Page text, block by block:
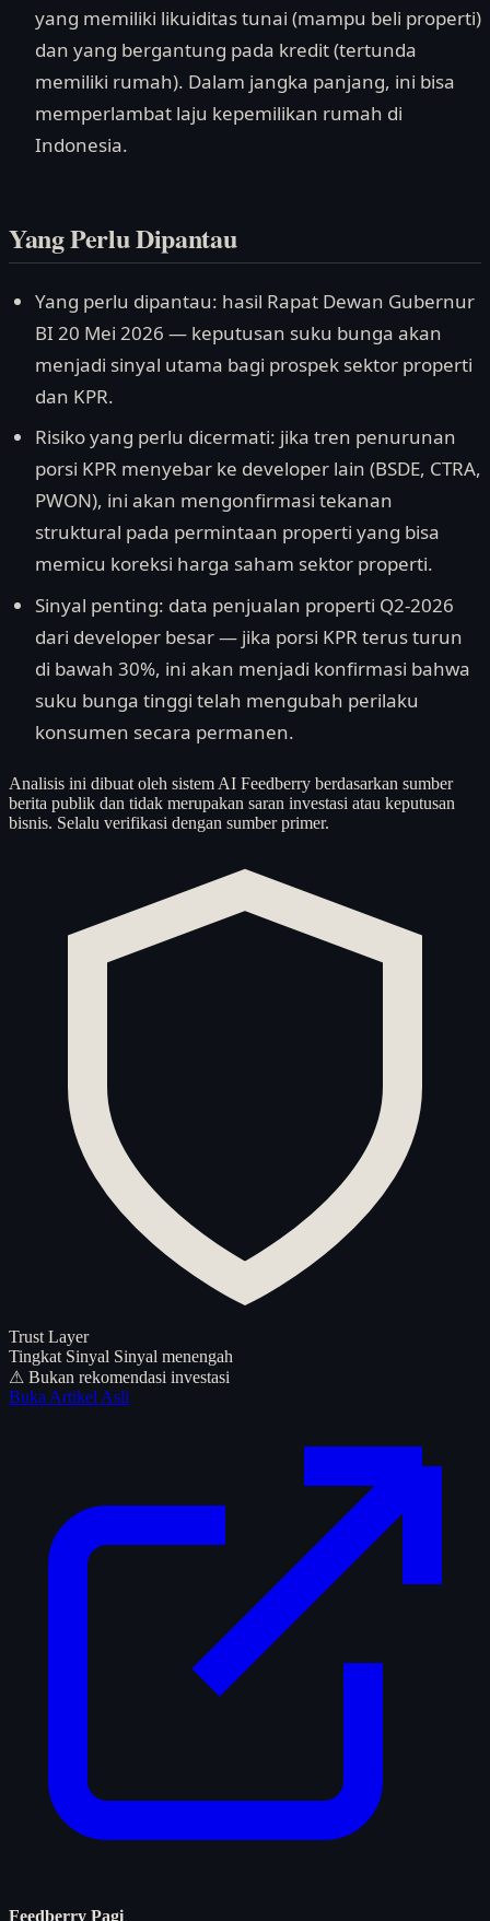
yang memiliki likuiditas tunai (mampu beli properti)
dan yang bergantung pada kredit (tertunda
memiliki rumah). Dalam jangka panjang, ini bisa
memperlambat laju kepemilikan rumah di
Indonesia.
Yang Perlu Dipantau
Yang perlu dipantau: hasil Rapat Dewan Gubernur
BI 20 Mei 2026 — keputusan suku bunga akan
menjadi sinyal utama bagi prospek sektor properti
dan KPR.
Risiko yang perlu dicermati: jika tren penurunan
porsi KPR menyebar ke developer lain (BSDE, CTRA,
PWON), ini akan mengonfirmasi tekanan
struktural pada permintaan properti yang bisa
memicu koreksi harga saham sektor properti.
Sinyal penting: data penjualan properti Q2-2026
dari developer besar — jika porsi KPR terus turun
di bawah 30%, ini akan menjadi konfirmasi bahwa
suku bunga tinggi telah mengubah perilaku
konsumen secara permanen.
Analisis ini dibuat oleh sistem AI Feedberry berdasarkan sumber
berita publik dan tidak merupakan saran investasi atau keputusan
bisnis. Selalu verifikasi dengan sumber primer.
Trust Layer
Tingkat Sinyal Sinyal menengah
⚠ Bukan rekomendasi investasi
Buka Artikel Asli
Feedberry Pagi